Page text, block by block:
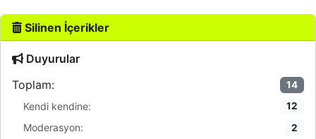
Silinen İçerikler
Duyurular
Toplam:
14
Kendi kendine: 12
Moderasyon: 2